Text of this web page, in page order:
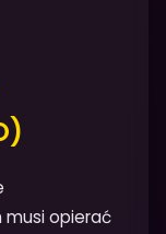
opierać